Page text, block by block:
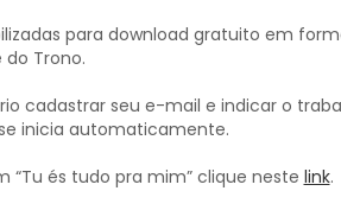
para download gratuito em
Trono.
cadastrar seu e-mail e indicar o
inicia automaticamente.
“Tu és tudo pra mim” clique neste link.